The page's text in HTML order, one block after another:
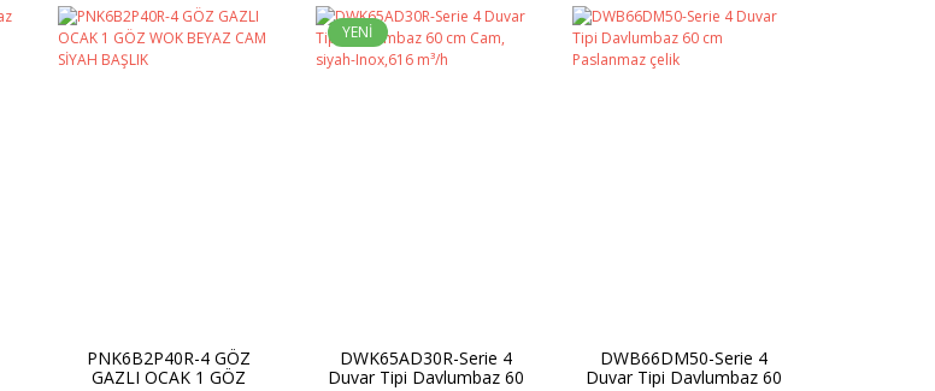
PNK6B2P40R-4 GÖZ
GAZLI OCAK 1 GÖZ
YENİ
DWK65AD30R-Serie 4
Duvar Tipi Davlumbaz 60
DWB66DM50-Serie 4
Duvar Tipi Davlumbaz 60